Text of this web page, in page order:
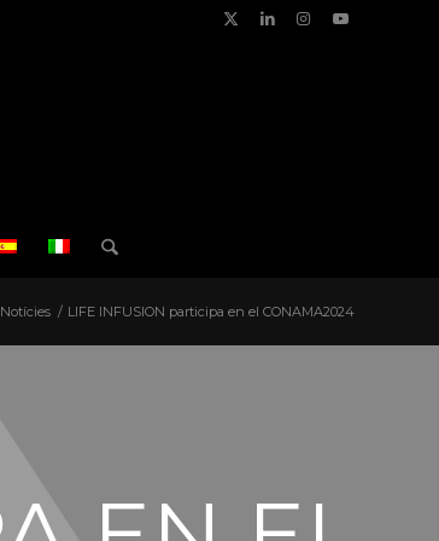
Notícies / LIFE INFUSION participa en el CONAMA2024